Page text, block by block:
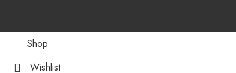
Shop
Wishlist